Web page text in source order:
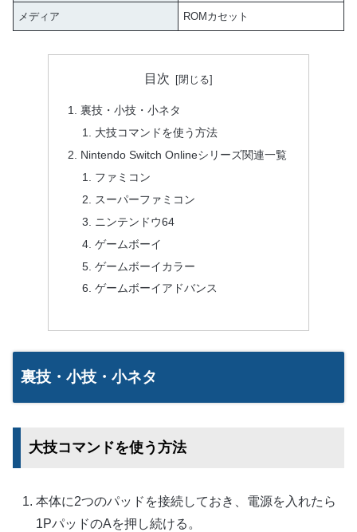
メディア ROMカセット
目次
裏技・小技・小ネタ
大技コマンドを使う方法
Nintendo Switch Onlineシリーズ関連一覧
ファミコン
スーパーファミコン
ニンテンドウ64
ゲームボーイ
ゲームボーイカラー
ゲームボーイアドバンス
裏技・小技・小ネタ
大技コマンドを使う方法
本体に2つのパッドを接続しておき、電源を入れたら
1PパッドのAを押し続ける。